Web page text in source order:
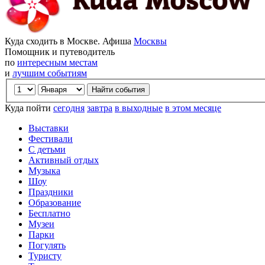
Куда сходить в Москве. Афиша Москвы
Помощник и путеводитель
по интересным местам
и лучшим событиям
Куда пойти сегодня завтра в выходные в этом месяце
Выставки
Фестивали
С детьми
Активный отдых
Музыка
Шоу
Праздники
Образование
Бесплатно
Музеи
Парки
Погулять
Туристу